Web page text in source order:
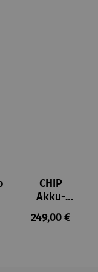
Preis:
CHIP
Akku-
Staubsau
ger
Regulärer
249,00 €